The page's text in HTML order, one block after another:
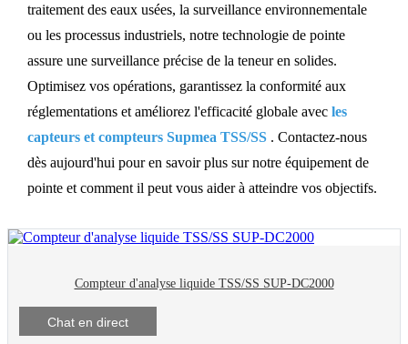
traitement des eaux usées, la surveillance environnementale
ou les processus industriels, notre technologie de pointe
assure une surveillance précise de la teneur en solides.
Optimisez vos opérations, garantissez la conformité aux
réglementations et améliorez l'efficacité globale avec les
capteurs et compteurs Supmea TSS/SS. Contactez-nous
dès aujourd'hui pour en savoir plus sur notre équipement de
pointe et comment il peut vous aider à atteindre vos objectifs.
Compteur d'analyse liquide TSS/SS SUP-DC2000
Chat en direct